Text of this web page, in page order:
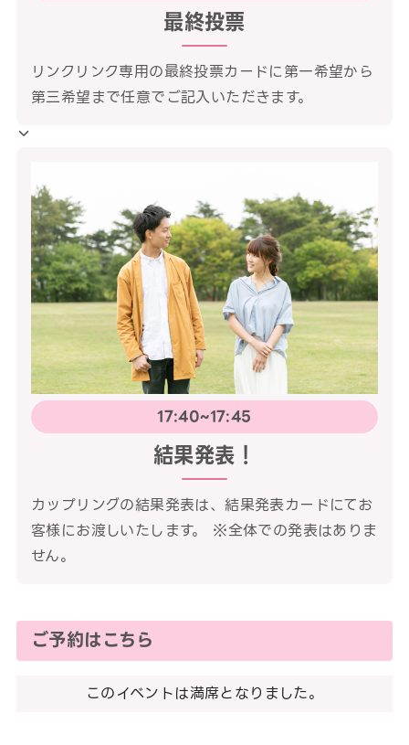
最終投票
リンクリンク専用の最終投票カードに第一希望から
第三希望まで任意でご記入いただきます。
17:40~17:45
結果発表！
カップリングの結果発表は、結果発表カードにてお
客様にお渡しいたします。 ※全体での発表はありま
せん。
ご予約はこちら
このイベントは満席となりました。